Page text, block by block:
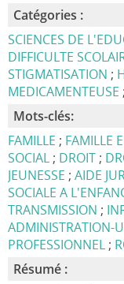
Catégories :
SCIENCES DE
DIFFICULTE
STIGMATISATION ;
MEDICAMENTEUSE ;
Mots-clés:
FAMILLE ; FAMILLE
SOCIAL ; DROIT ;
JEUNESSE ; AIDE
SOCIALE A
TRANSMISSION ;
ADMINISTRATION-
PROFESSIONNEL ;
Résumé :